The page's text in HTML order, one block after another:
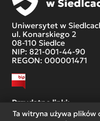
Ta witryna używa plików
Uniwersytet w
ul. Konarskiego 2
08-110 Siedlce
NIP: 821-001-44-90
REGON: 000001471
Przydatne linki: